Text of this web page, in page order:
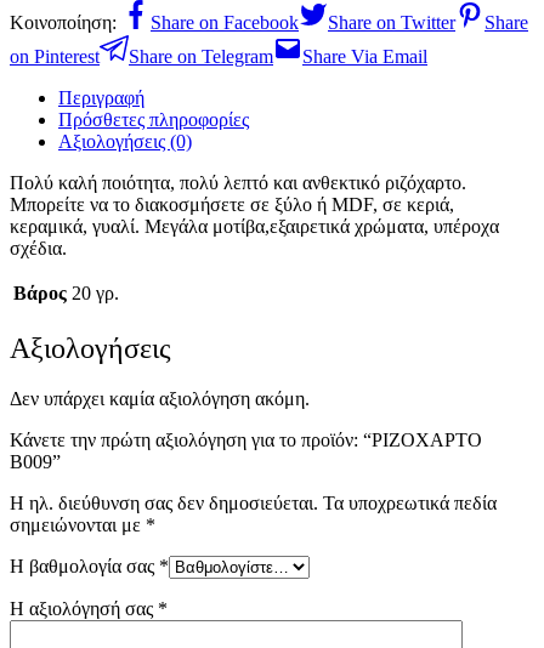
Κοινοποίηση:
Share on Facebook Share on Twitter
Share
on Pinterest
Share on Telegram
Share Via Email
Περιγραφή
Πρόσθετες πληροφορίες
Αξιολογήσεις (0)
Πολύ καλή ποιότητα, πολύ λεπτό και ανθεκτικό ριζόχαρτο.
Μπορείτε να το διακοσμήσετε σε ξύλο ή MDF, σε κεριά,
κεραμικά, γυαλί. Μεγάλα μοτίβα,εξαιρετικά χρώματα, υπέροχα
σχέδια.
Βάρος 20 γρ.
Αξιολογήσεις
Δεν υπάρχει καμία αξιολόγηση ακόμη.
Κάνετε την πρώτη αξιολόγηση για το προϊόν: “ΡΙΖΟΧΑΡΤΟ
B009”
Η ηλ. διεύθυνση σας δεν δημοσιεύεται. Τα υποχρεωτικά πεδία
σημειώνονται με *
Η βαθμολογία σας *
Η αξιολόγησή σας *